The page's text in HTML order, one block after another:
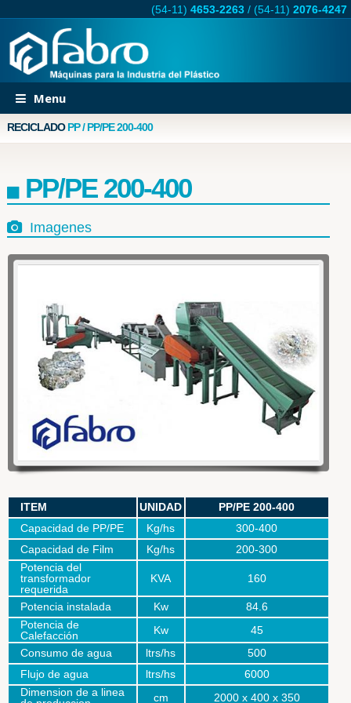
(54-11) 4653-2263 / (54-11) 2076-4247
Menu
RECICLADOPP / PP/PE 200-400
PP/PE 200-400
Imagenes
ITEM UNIDAD
PP/PE 200-400
Capacidad de PP/PE
Kg/hs
300-400
Capacidad de Film
Kg/hs
200-300
Potencia del
transformador
requerida
KVA 160
Potencia instalada Kw
84.6
Potencia de
Calefacción
Kw
45
Consumo de agua
ltrs/hs
500
Flujo de agua
ltrs/hs
6000
Dimension de a linea
cm 2000 x 400 x 350